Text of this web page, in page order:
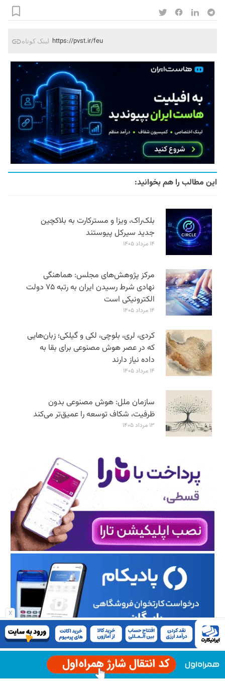
x
لینک کوتاه https://pvst.ir/feu
این مطالب را هم بخوانید:
بلک‌راک، ویزا و مسترکارت به بلاکچین
جدید سیرکل پیوستند
۱۴ مرداد ۱۴۰۵
مرکز پژوهش‌های مجلس: هماهنگی
نهادی شرط رسیدن ایران به رتبه ۷۵ دولت
الکترونیکی است
۱۴ مرداد ۱۴۰۵
کردی، لری، بلوچی، لکی و گیلکی؛ زبان‌هایی
که در عصر هوش مصنوعی برای بقا به
داده نیاز دارند
۱۴ مرداد ۱۴۰۵
سازمان ملل: هوش مصنوعی بدون
ظرفیت، شکاف توسعه را عمیق‌تر می‌کند
۱۳ مرداد ۱۴۰۵